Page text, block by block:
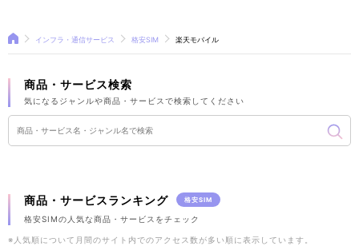
インフラ・通信サービス 格安SIM 楽天モバイル
商品・サービス検索
気になるジャンルや商品・サービスで検索してください
商品・サービスランキング 格安SIM
格安SIMの人気な商品・サービスをチェック
※人気順について月間のサイト内でのアクセス数が多い順に表示しています。